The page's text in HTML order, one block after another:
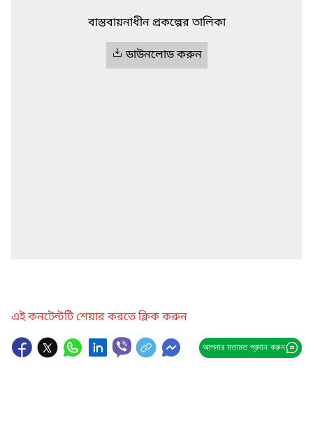
বাস্তবায়নাধীন প্রকল্পের তালিকা
ডাউনলোড করুন
এই কনটেন্টটি শেয়ার করতে ক্লিক করুন
আপনার মতামত প্রদান করুন